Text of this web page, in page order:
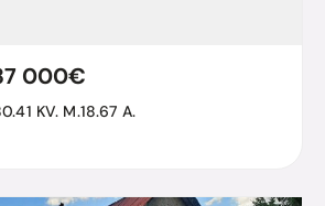
000€
KV. M.18.67 A.